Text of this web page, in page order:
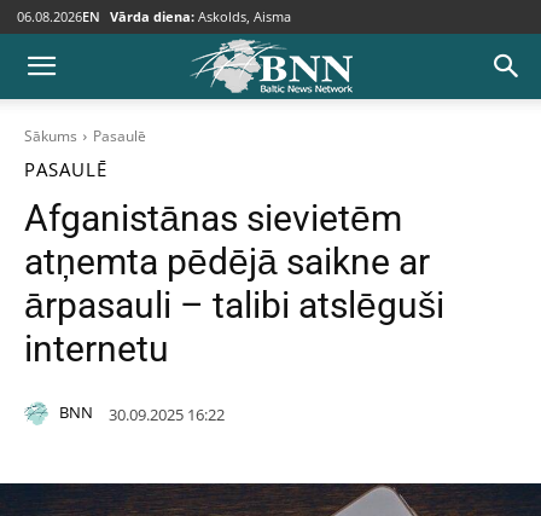
06.08.2026EN Vārda diena: Askolds, Aisma
Sākums Pasaulē
PASAULĒ
Afganistānas sievietēm
atņemta pēdējā saikne ar
ārpasauli – talibi atslēguši
internetu
BNN 30.09.2025 16:22